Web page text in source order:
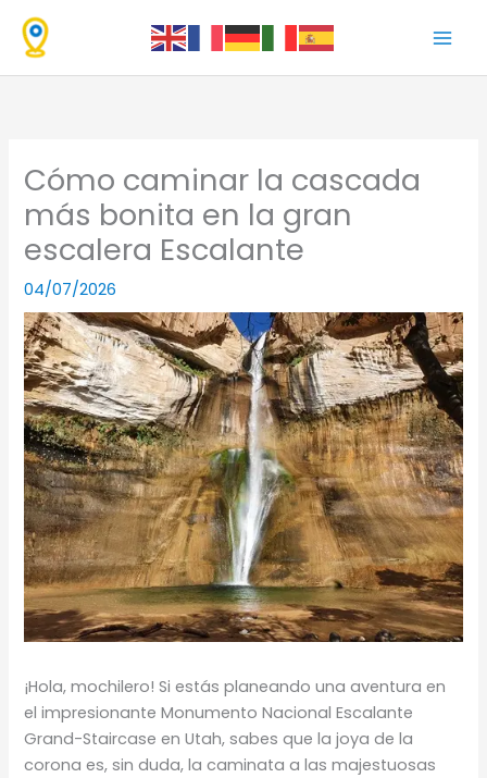
contenido
Cómo caminar la cascada
más bonita en la gran
escalera Escalante
04/07/2026
¡Hola, mochilero! Si estás planeando una aventura en
el impresionante Monumento Nacional Escalante
Grand-Staircase en Utah, sabes que la joya de la
corona es, sin duda, la caminata a las majestuosas